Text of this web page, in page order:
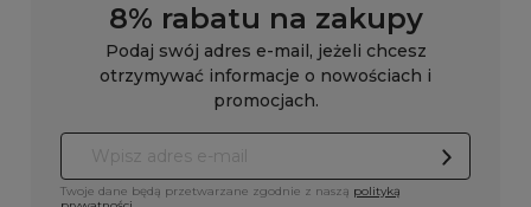
8% rabatu na zakupy
Podaj swój adres e-mail, jeżeli chcesz
otrzymywać informacje o nowościach i
promocjach.
Twoje dane będą przetwarzane zgodnie z naszą polityką